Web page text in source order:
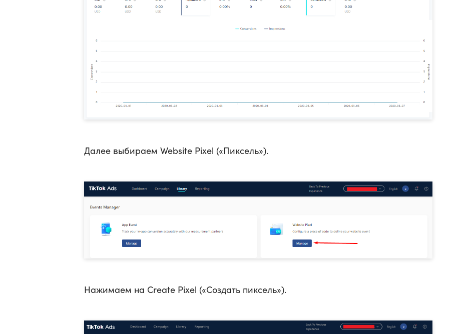
Далее выбираем Website Pixel («Пиксель»).
Нажимаем на Create Pixel («Создать пиксель»).